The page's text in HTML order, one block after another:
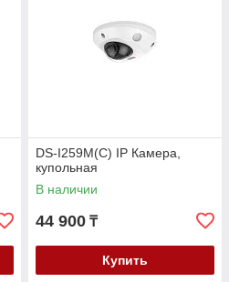
DS-I259M(C) IP Камера,
купольная
В наличии
44 900 ₸
Купить